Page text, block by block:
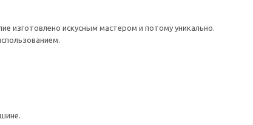
изготовлено искусным мастером и потому уникально.